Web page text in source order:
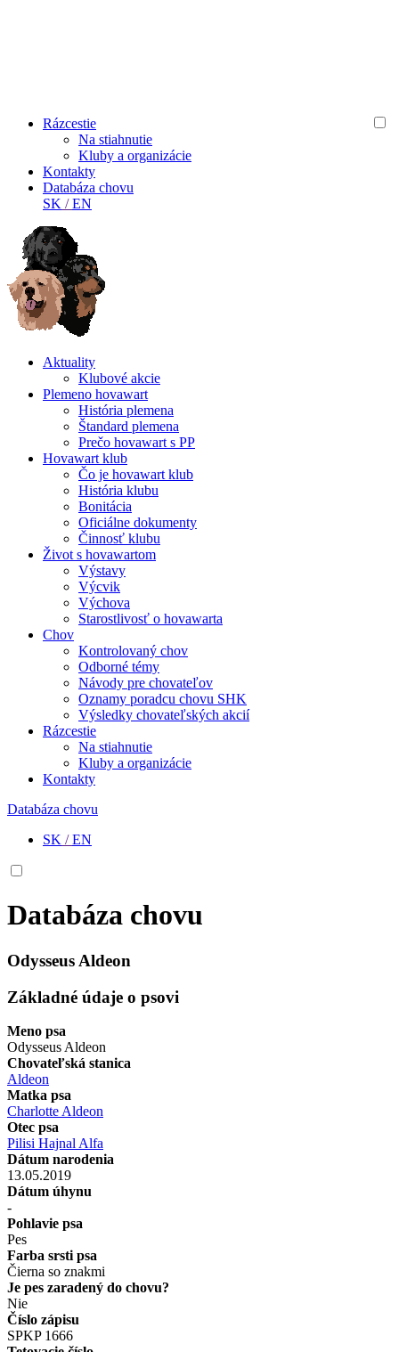
Rázcestie
Na stiahnutie
Kluby a organizácie
Kontakty
Databáza chovu
SK /EN
Aktuality
Klubové akcie
Plemeno hovawart
História plemena
Štandard plemena
Prečo hovawart s PP
Hovawart klub
Čo je hovawart klub
História klubu
Bonitácia
Oficiálne dokumenty
Činnosť klubu
Život s hovawartom
Výstavy
Výcvik
Výchova
Starostlivosť o hovawarta
Chov
Kontrolovaný chov
Odborné témy
Návody pre chovateľov
Oznamy poradcu chovu SHK
Výsledky chovateľských akcií
Rázcestie
Na stiahnutie
Kluby a organizácie
Kontakty
Databáza chovu
SK /EN
Databáza chovu
Odysseus Aldeon
Základné údaje o psovi
Meno psa
Odysseus Aldeon
Chovateľská stanica
Aldeon
Matka psa
Charlotte Aldeon
Otec psa
Pilisi Hajnal Alfa
Dátum narodenia
13.05.2019
Dátum úhynu
-
Pohlavie psa
Pes
Farba srsti psa
Čierna so znakmi
Je pes zaradený do chovu?
Nie
Číslo zápisu
SPKP 1666